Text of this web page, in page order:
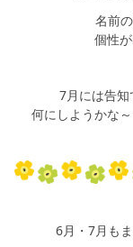
名前
個性
7月には告
何にしようかな
6月・7月も